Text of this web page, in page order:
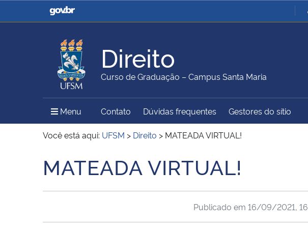
Casa Civil
Ministério da Justiça e
Ministério da Defesa
Ministério da Agricultura,
Pecuária e Abastecimento
Ministério da Educação
Ministério do Meio Ambiente Ministério do Turismo
Ministério do
Secretaria de Governo
Gabinete de Segurança
Direito
Curso de Graduação – Campus Santa Maria
Menu Menu Principal do Sítio
Contato Dúvidas frequentes Gestores do sítio
Você está aqui: UFSM > Direito > MATEADA VIRTUAL!
Início do conteúdo
MATEADA VIRTUAL!
Publicado em 16/09/2021,